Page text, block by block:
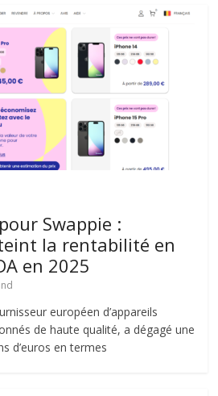
Swappie :
la rentabilité en
en 2025
européen d’appareils
de haute qualité, a dégagé une
d’euros en termes